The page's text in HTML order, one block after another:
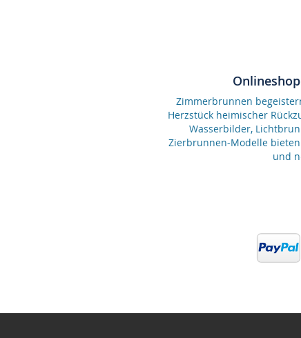
Zimmerbrunnen
Herzstück heimischer
Wasserbilder,
Zierbrunnen-Modelle
und